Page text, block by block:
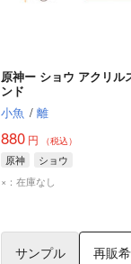
原神ー ショウ アクリル
ンド
小魚 / 離
880 円 （税込）
原神
ショウ
×：在庫なし
サンプル 再販